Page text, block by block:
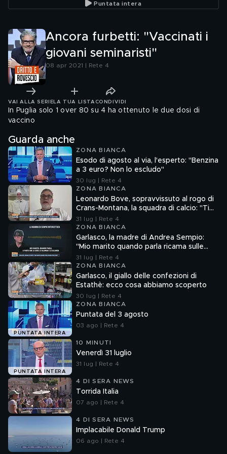
Puntata intera
Ancora furbetti: "Vaccinati i
giovani seminaristi"
08 apr 2021 | Rete 4
VAI ALLA SERIE LA TUA LISTA CONDIVIDI
In Puglia solo 1 over 80 su 4 ha ottenuto le due dosi di
vaccino
Guarda anche
ZONA BIANCA
Esodo di agosto al via, l'esperto: "Benzina
a 3 euro? Non lo escludo"
30 lug | Rete 4
ZONA BIANCA
Leonardo Bove, sopravvissuto al rogo di
Crans-Montana, la squadra di calcio: "Ti
aspettiamo"
31 lug | Rete 4
ZONA BIANCA
Garlasco, la madre di Andrea Sempio:
"Mio marito quando parla ricama sulle
cose"
31 lug | Rete 4
ZONA BIANCA
Garlasco, il giallo delle confezioni di
Estathè: ecco cosa abbiamo scoperto
30 lug | Rete 4
PUNTATA INTERA
ZONA BIANCA
Puntata del 3 agosto
03 ago | Rete 4
PUNTATA INTERA
10 MINUTI
Venerdì 31 luglio
31 lug | Rete 4
4 DI SERA NEWS
Torrida Italia
07 ago | Rete 4
4 DI SERA NEWS
Implacabile Donald Trump
06 ago | Rete 4